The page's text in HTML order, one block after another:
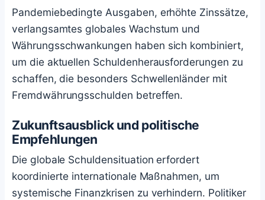
Pandemiebedingte Ausgaben, erhöhte Zinssätze,
verlangsamtes globales Wachstum und
Währungsschwankungen haben sich kombiniert,
um die aktuellen Schuldenherausforderungen zu
schaffen, die besonders Schwellenländer mit
Fremdwährungsschulden betreffen.
Zukunftsausblick und politische
Empfehlungen
Die globale Schuldensituation erfordert
koordinierte internationale Maßnahmen, um
systemische Finanzkrisen zu verhindern. Politiker